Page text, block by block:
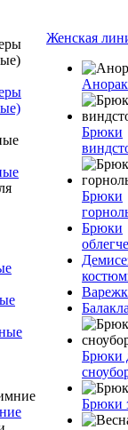
Женская
Брюки
Брюки
Брюки
Брюки
Брюки